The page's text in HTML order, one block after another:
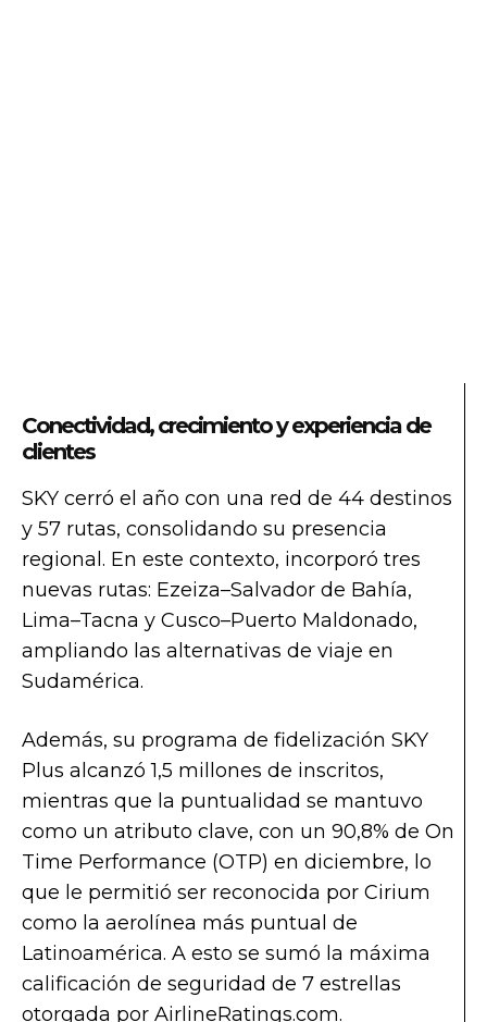
Conectividad, crecimiento y experiencia de
clientes
SKY cerró el año con una red de 44 destinos
y 57 rutas, consolidando su presencia
regional. En este contexto, incorporó tres
nuevas rutas: Ezeiza–Salvador de Bahía,
Lima–Tacna y Cusco–Puerto Maldonado,
ampliando las alternativas de viaje en
Sudamérica.
Además, su programa de fidelización SKY
Plus alcanzó 1,5 millones de inscritos,
mientras que la puntualidad se mantuvo
como un atributo clave, con un 90,8% de On
Time Performance (OTP) en diciembre, lo
que le permitió ser reconocida por Cirium
como la aerolínea más puntual de
Latinoamérica. A esto se sumó la máxima
calificación de seguridad de 7 estrellas
otorgada por AirlineRatings.com.